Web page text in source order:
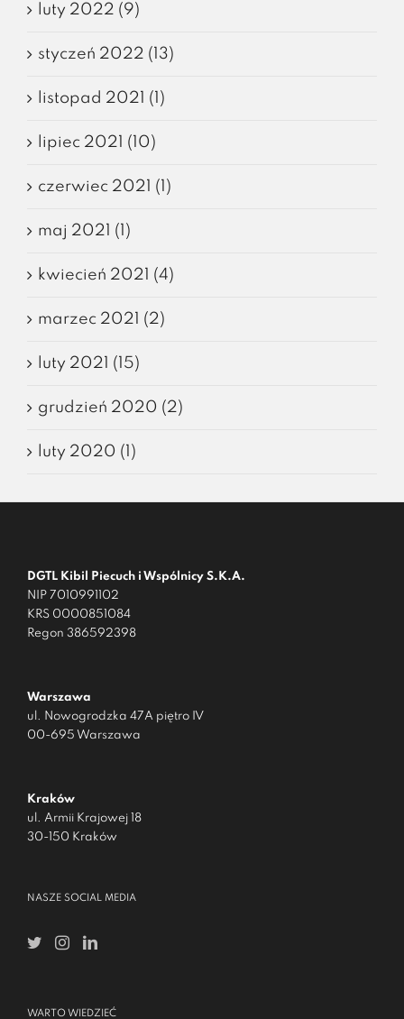
luty 2022 (9)
styczeń 2022 (13)
listopad 2021 (1)
lipiec 2021 (10)
czerwiec 2021 (1)
maj 2021 (1)
kwiecień 2021 (4)
marzec 2021 (2)
luty 2021 (15)
grudzień 2020 (2)
luty 2020 (1)
DGTL Kibil Piecuch i Wspólnicy S.K.A.
NIP 7010991102
KRS 0000851084
Regon 386592398
Warszawa
ul. Nowogrodzka 47A piętro IV
00-695 Warszawa
Kraków
ul. Armii Krajowej 18
30-150 Kraków
NASZE SOCIAL MEDIA
WARTO WIEDZIEĆ